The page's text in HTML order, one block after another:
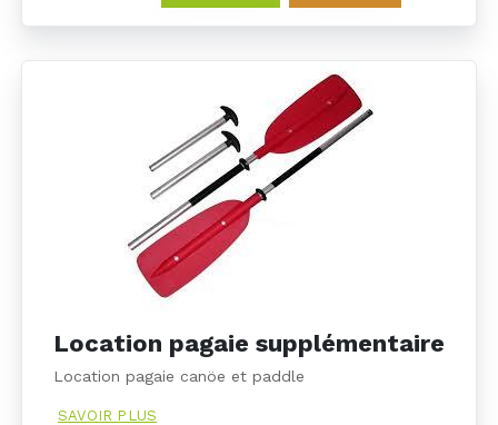
Location pagaie supplémentaire
Location pagaie canöe et paddle
SAVOIR PLUS